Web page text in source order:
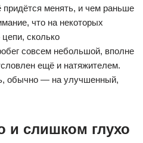
менять, и чем раньше
что на некоторых
сколько
совсем небольшой, вполне
ещё и натяжителем.
обычно — на улучшенный,
и слишком глухо